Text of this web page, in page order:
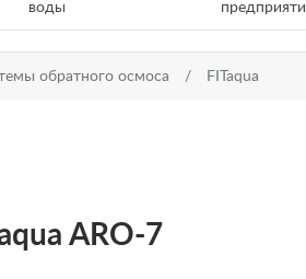
воды
обратного осмоса FITaqua
ARO-7